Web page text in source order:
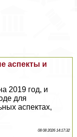
аспекты и
2019 год, и
для
аспектах,
08 08 2026 14:17:32